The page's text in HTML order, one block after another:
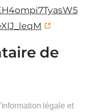
de
légale et